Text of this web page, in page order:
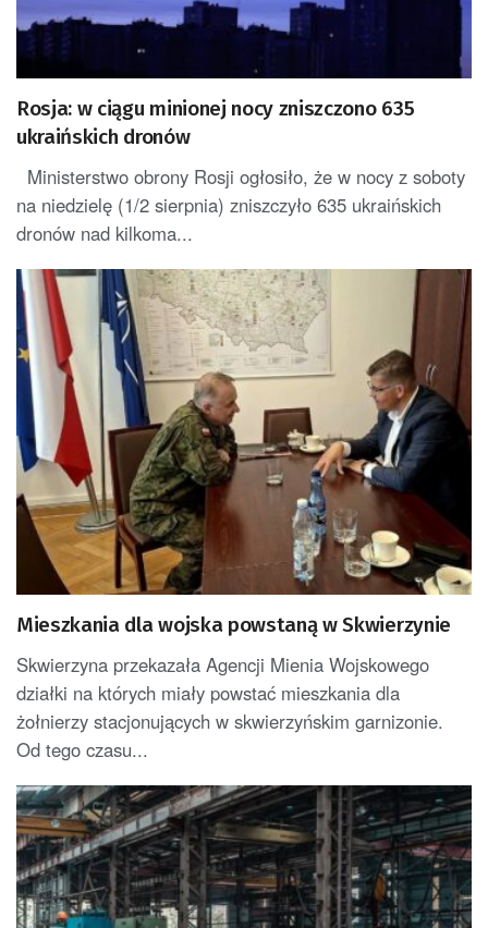
Rosja: w ciągu minionej nocy zniszczono 635
ukraińskich dronów
Ministerstwo obrony Rosji ogłosiło, że w nocy z soboty
na niedzielę (1/2 sierpnia) zniszczyło 635 ukraińskich
dronów nad kilkoma...
Mieszkania dla wojska powstaną w Skwierzynie
Skwierzyna przekazała Agencji Mienia Wojskowego
działki na których miały powstać mieszkania dla
żołnierzy stacjonujących w skwierzyńskim garnizonie.
Od tego czasu...